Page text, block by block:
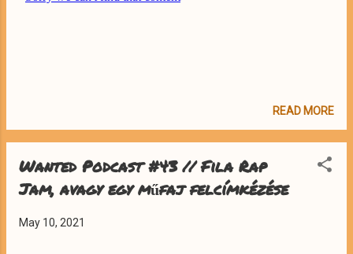
READ MORE
Wanted Podcast #43 // Fila Rap
Jam, avagy egy műfaj felcímkézése
May 10, 2021